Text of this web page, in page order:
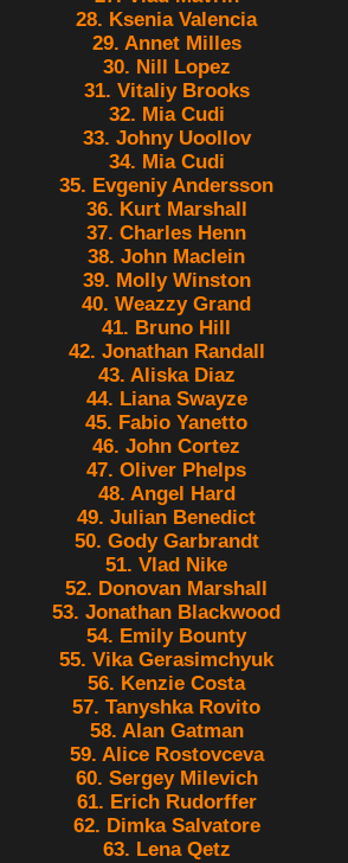
28. Ksenia Valencia
29. Annet Milles
30. Nill Lopez
31. Vitaliy Brooks
32. Mia Cudi
33. Johny Uoollov
34. Mia Cudi
35. Evgeniy Andersson
36. Kurt Marshall
37. Charles Henn
38. John Maclein
39. Molly Winston
40. Weazzy Grand
41. Bruno Hill
42. Jonathan Randall
43. Aliska Diaz
44. Liana Swayze
45. Fabio Yanetto
46. John Cortez
47. Oliver Phelps
48. Angel Hard
49. Julian Benedict
50. Gody Garbrandt
51. Vlad Nike
52. Donovan Marshall
53. Jonathan Blackwood
54. Emily Bounty
55. Vika Gerasimchyuk
56. Kenzie Costa
57. Tanyshka Rovito
58. Alan Gatman
59. Alice Rostovceva
60. Sergey Milevich
61. Erich Rudorffer
62. Dimka Salvatore
63. Lena Qetz